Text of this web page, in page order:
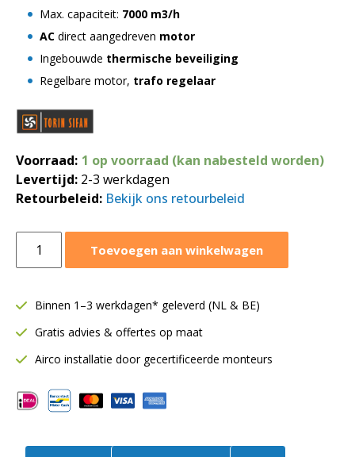
Max. capaciteit: 7000 m3/h
AC direct aangedreven motor
Ingebouwde thermische beveiliging
Regelbare motor, trafo regelaar
Voorraad: 1 op voorraad (kan nabesteld worden)
Levertijd: 2-3 werkdagen
Retourbeleid: Bekijk ons retourbeleid
afzuigmotor
m³/h
DDC
381-
aantal
Toevoegen aan winkelwagen
Binnen 1–3 werkdagen* geleverd (NL & BE)
Gratis advies & offertes op maat
Airco installatie door gecertificeerde monteurs